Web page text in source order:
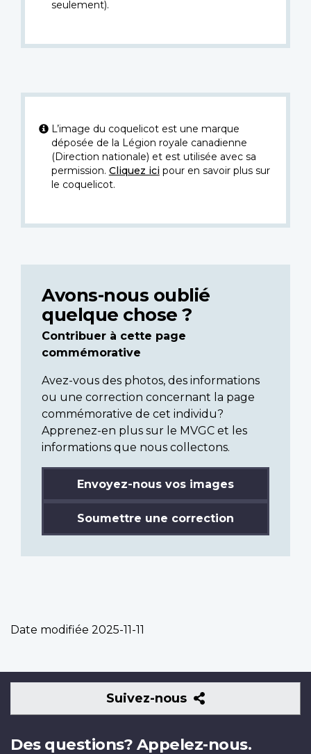
seulement).
L’image du coquelicot est une marque
déposée de la Légion royale canadienne
(Direction nationale) et est utilisée avec sa
permission. Cliquez icipour en savoir plus sur
le coquelicot.
Avons-nous oublié
quelque chose ?
Contribuer à cette page
commémorative
Avez-vous des photos, des informations
ou une correction concernant la page
commémorative de cet individu?
Apprenez-en plus sur le MVGC et les
informations que nous collectons.
Envoyez-nous vos images
Soumettre une correction
Date modifiée 2025-11-11
Suivez-nous
Suivez-
nous
Des questions? Appelez-nous.